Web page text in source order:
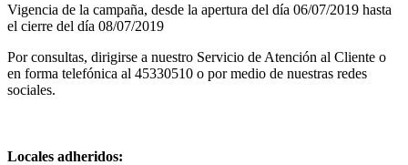
Vigencia de la campaña, desde la apertura del día 06/07/2019 hasta
el cierre del día 08/07/2019
Por consultas, dirigirse a nuestro Servicio de Atención al Cliente o
en forma telefónica al 45330510 o por medio de nuestras redes
sociales.
Locales adheridos: